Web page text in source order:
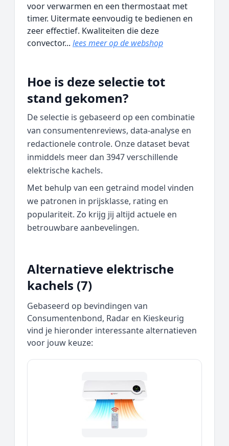
voor verwarmen en een thermostaat met
timer. Uitermate eenvoudig te bedienen en
zeer effectief. Kwaliteiten die deze
convector... lees meer op de webshop
Hoe is deze selectie tot
stand gekomen?
De selectie is gebaseerd op een combinatie
van consumentenreviews, data‑analyse en
redactionele controle. Onze dataset bevat
inmiddels meer dan 3947 verschillende
elektrische kachels.
Met behulp van een getraind model vinden
we patronen in prijsklasse, rating en
populariteit. Zo krijg jij altijd actuele en
betrouwbare aanbevelingen.
Alternatieve elektrische
kachels (7)
Gebaseerd op bevindingen van
Consumentenbond, Radar en Kieskeurig
vind je hieronder interessante alternatieven
voor jouw keuze: